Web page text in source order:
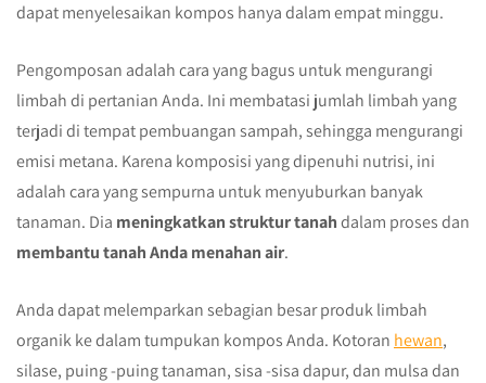
dapat menyelesaikan kompos hanya dalam empat minggu.
Pengomposan adalah cara yang bagus untuk mengurangi
limbah di pertanian Anda. Ini membatasi jumlah limbah yang
terjadi di tempat pembuangan sampah, sehingga mengurangi
emisi metana. Karena komposisi yang dipenuhi nutrisi, ini
adalah cara yang sempurna untuk menyuburkan banyak
tanaman. Dia meningkatkan struktur tanahdalam proses dan
membantu tanah Anda menahan air.
Anda dapat melemparkan sebagian besar produk limbah
organik ke dalam tumpukan kompos Anda. Kotoran hewan,
silase, puing -puing tanaman, sisa -sisa dapur, dan mulsa dan